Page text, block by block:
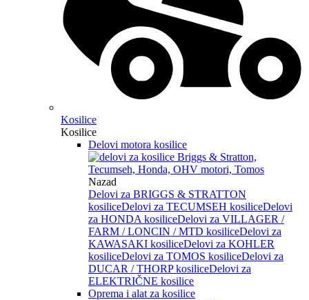
Kosilice
Kosilice
Delovi motora kosilice
Nazad
Delovi za BRIGGS & STRATTON
kosiliceDelovi za TECUMSEH kosiliceDelovi
za HONDA kosiliceDelovi za VILLAGER /
FARM / LONCIN / MTD kosiliceDelovi za
KAWASAKI kosiliceDelovi za KOHLER
kosiliceDelovi za TOMOS kosiliceDelovi za
DUCAR / THORP kosiliceDelovi za
ELEKTRIČNE kosilice
Oprema i alat za kosilice